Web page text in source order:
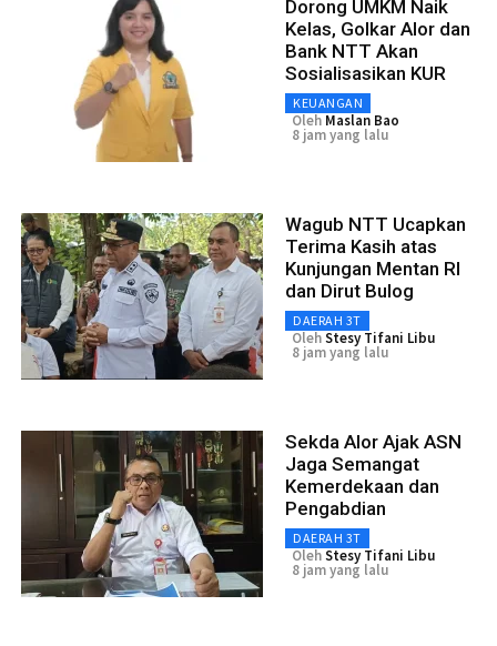
Dorong UMKM Naik
Kelas, Golkar Alor dan
Bank NTT Akan
Sosialisasikan KUR
KEUANGAN
Oleh Maslan Bao
8 jam yang lalu
Wagub NTT Ucapkan
Terima Kasih atas
Kunjungan Mentan RI
dan Dirut Bulog
DAERAH 3T
OlehStesy Tifani Libu
8 jam yang lalu
Sekda Alor Ajak ASN
Jaga Semangat
Kemerdekaan dan
Pengabdian
DAERAH 3T
OlehStesy Tifani Libu
8 jam yang lalu